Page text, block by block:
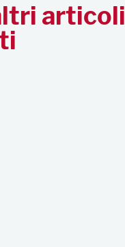
articoli